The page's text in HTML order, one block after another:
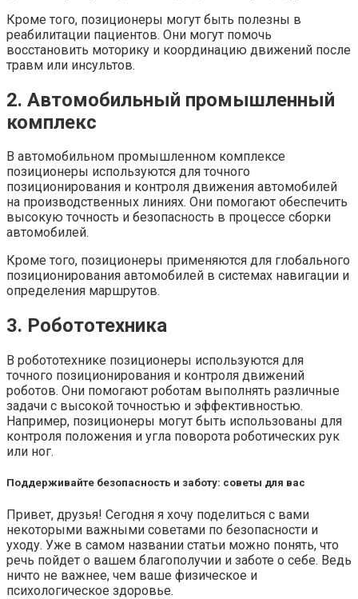
Кроме того, позиционеры могут быть полезны в
реабилитации пациентов. Они могут помочь
восстановить моторику и координацию движений после
травм или инсультов.
2. Автомобильный промышленный
комплекс
В автомобильном промышленном комплексе
позиционеры используются для точного
позиционирования и контроля движения автомобилей
на производственных линиях. Они помогают обеспечить
высокую точность и безопасность в процессе сборки
автомобилей.
Кроме того, позиционеры применяются для глобального
позиционирования автомобилей в системах навигации и
определения маршрутов.
3. Робототехника
В робототехнике позиционеры используются для
точного позиционирования и контроля движений
роботов. Они помогают роботам выполнять различные
задачи с высокой точностью и эффективностью.
Например, позиционеры могут быть использованы для
контроля положения и угла поворота роботических рук
или ног.
Поддерживайте безопасность и заботу: советы для вас
Привет, друзья! Сегодня я хочу поделиться с вами
некоторыми важными советами по безопасности и
уходу. Уже в самом названии статьи можно понять, что
речь пойдет о вашем благополучии и заботе о себе. Ведь
ничто не важнее, чем ваше физическое и
психологическое здоровье.